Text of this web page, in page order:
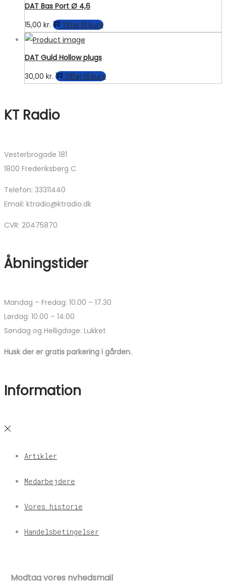
DAT Bas Port Ø 4,6
15,00 kr. Tilføj til kurv
DAT Guld Hollow plugs
30,00 kr. Tilføj til kurv
KT Radio
Vesterbrogade 181
1800 Frederiksberg C
Telefon: 33311440
Email: ktradio@ktradio.dk
CVR: 20475870
Åbningstider
Mandag – Fredag: 10.00 – 17.30
Lørdag: 10.00 – 14.00
Søndag og Helligdage: Lukket
Husk der er gratis parkering i gården.
Information
Artikler
Medarbejdere
Vores historie
Handelsbetingelser
Modtag vores nyhedsmail